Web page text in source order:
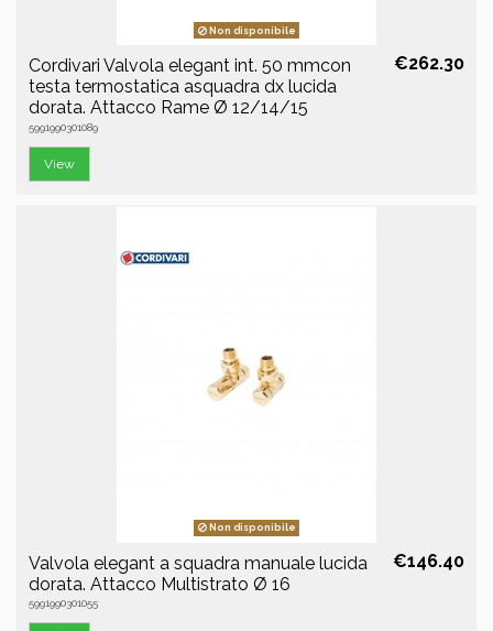
Non disponibile
Cordivari Valvola elegant int. 50 mmcon
testa termostatica asquadra dx lucida
dorata. Attacco Rame Ø 12/14/15
5991990301089
€262.30
View
Non disponibile
Valvola elegant a squadra manuale lucida
dorata. Attacco Multistrato Ø 16
5991990301055
€146.40